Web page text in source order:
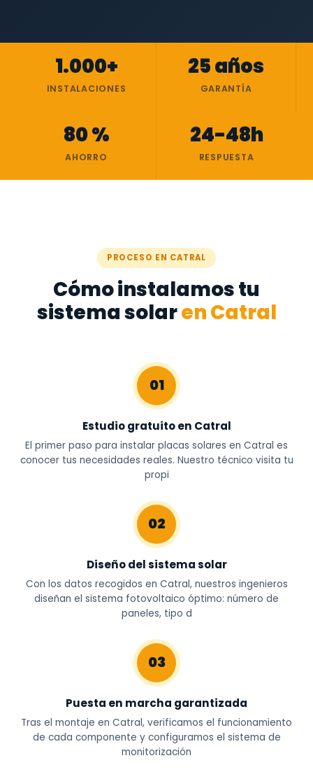
1.000+
INSTALACIONES
25 años
GARANTÍA
80 %
AHORRO
24-48h
RESPUESTA
PROCESO EN CATRAL
Cómo instalamos tu
sistema solaren Catral
01
Estudio gratuito en Catral
El primer paso para instalar placas solares en Catral es
conocer tus necesidades reales. Nuestro técnico visita tu
propi
02
Diseño del sistema solar
Con los datos recogidos en Catral, nuestros ingenieros
diseñan el sistema fotovoltaico óptimo: número de
paneles, tipo d
03
Puesta en marcha garantizada
Tras el montaje en Catral, verificamos el funcionamiento
de cada componente y configuramos el sistema de
monitorización